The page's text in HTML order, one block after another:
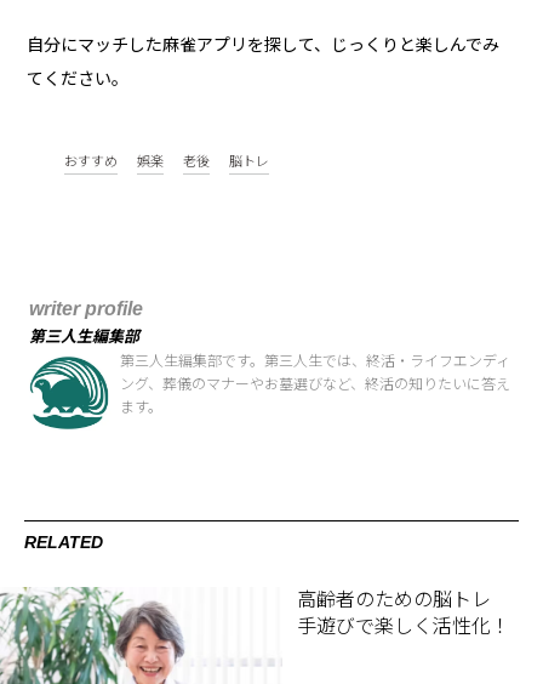
自分にマッチした麻雀アプリを探して、じっくりと楽しんでみ
てください。
おすすめ 娯楽 老後 脳トレ
writer profile
第三人生編集部
第三人生編集部です。第三人生では、終活・ライフエンディ
ング、葬儀のマナーやお墓選びなど、終活の知りたいに答え
ます。
RELATED
高齢者のための脳トレ
手遊びで楽しく活性化！